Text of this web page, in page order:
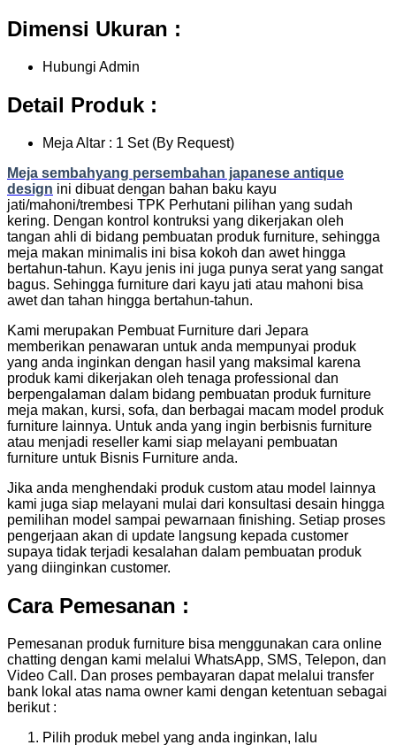
Dimensi Ukuran :
Hubungi Admin
Detail Produk :
Meja Altar : 1 Set (By Request)
Meja sembahyang persembahan japanese antique
design ini dibuat dengan bahan baku kayu
jati/mahoni/trembesi TPK Perhutani pilihan yang sudah
kering. Dengan kontrol kontruksi yang dikerjakan oleh
tangan ahli di bidang pembuatan produk furniture, sehingga
meja makan minimalis ini bisa kokoh dan awet hingga
bertahun-tahun. Kayu jenis ini juga punya serat yang sangat
bagus. Sehingga furniture dari kayu jati atau mahoni bisa
awet dan tahan hingga bertahun-tahun.
Kami merupakan Pembuat Furniture dari Jepara
memberikan penawaran untuk anda mempunyai produk
yang anda inginkan dengan hasil yang maksimal karena
produk kami dikerjakan oleh tenaga professional dan
berpengalaman dalam bidang pembuatan produk furniture
meja makan, kursi, sofa, dan berbagai macam model produk
furniture lainnya. Untuk anda yang ingin berbisnis furniture
atau menjadi reseller kami siap melayani pembuatan
furniture untuk Bisnis Furniture anda.
Jika anda menghendaki produk custom atau model lainnya
kami juga siap melayani mulai dari konsultasi desain hingga
pemilihan model sampai pewarnaan finishing. Setiap proses
pengerjaan akan di update langsung kepada customer
supaya tidak terjadi kesalahan dalam pembuatan produk
yang diinginkan customer.
Cara Pemesanan :
Pemesanan produk furniture bisa menggunakan cara online
chatting dengan kami melalui WhatsApp, SMS, Telepon, dan
Video Call. Dan proses pembayaran dapat melalui transfer
bank lokal atas nama owner kami dengan ketentuan sebagai
berikut :
Pilih produk mebel yang anda inginkan, lalu